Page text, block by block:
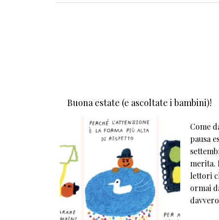
Buona estate (e ascoltate i bambini)!
Come
pausa
merita.
lettori
ormai